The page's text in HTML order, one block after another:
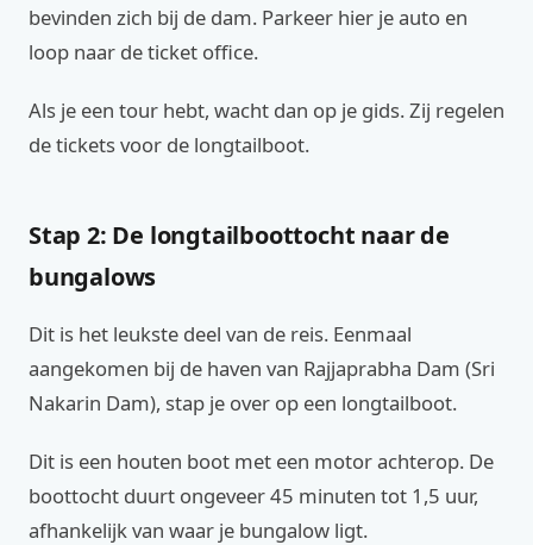
bevinden zich bij de dam. Parkeer hier je auto en
loop naar de ticket office.
Als je een tour hebt, wacht dan op je gids. Zij regelen
de tickets voor de longtailboot.
Stap 2: De longtailboottocht naar de
bungalows
Dit is het leukste deel van de reis. Eenmaal
aangekomen bij de haven van Rajjaprabha Dam (Sri
Nakarin Dam), stap je over op een longtailboot.
Dit is een houten boot met een motor achterop. De
boottocht duurt ongeveer 45 minuten tot 1,5 uur,
afhankelijk van waar je bungalow ligt.